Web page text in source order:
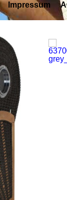
Impressum